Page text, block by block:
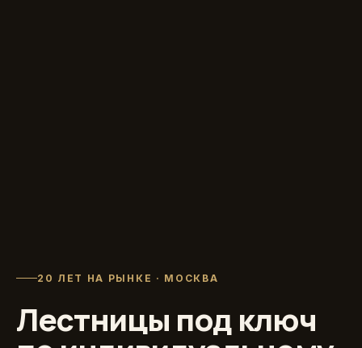
20 ЛЕТ НА РЫНКЕ · МОСКВА
Лестницы под ключ